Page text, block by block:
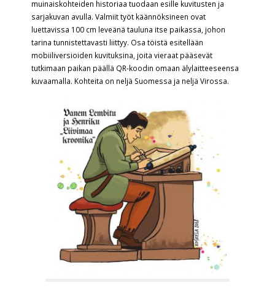
muinaiskohteiden historiaa tuodaan esille kuvitusten ja
sarjakuvan avulla. Valmiit työt käännöksineen ovat
luettavissa 100 cm leveänä tauluna itse paikassa, johon
tarina tunnistettavasti liittyy. Osa töistä esitellään
mobiiliversioiden kuvituksina, joita vieraat pääsevät
tutkimaan paikan päällä QR-koodin omaan älylaitteeseensa
kuvaamalla. Kohteita on neljä Suomessa ja neljä Virossa.